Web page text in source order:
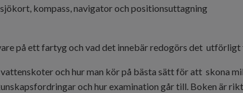
kompass, navigator och positionsuttagning
på ett fartyg och vad det innebär redogörs det utförligt
och hur man kör på bästa sätt för att skona
och hur examination går till. Boken är